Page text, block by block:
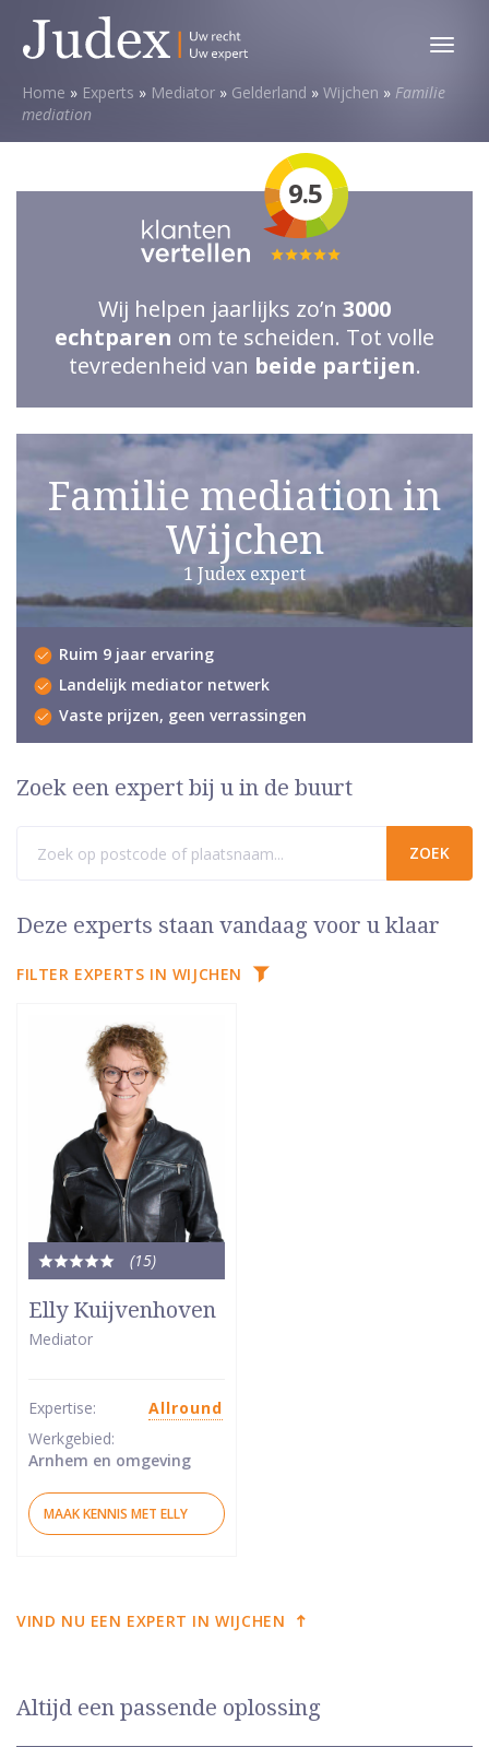
Toggle
Home » Experts » Mediator » Gelderland » Wijchen » Familie
mediation
9.5
Totale
waardering:
5
van
Wij helpen jaarlijks zo’n 3000
echtparen om te scheiden. Tot volle
tevredenheid van beide partijen.
Familie mediation in
Wijchen
1 Judex expert
Ruim 9 jaar ervaring
Landelijk mediator netwerk
Vaste prijzen, geen verrassingen
Zoek een expert bij u in de buurt
Deze experts staan vandaag voor u klaar
FILTER EXPERTS IN WIJCHEN
(15)
Totale
waardering:
5
van
Elly Kuijvenhoven
Mediator
Expertise:
Allround
Werkgebied:
Arnhem en omgeving
MAAK KENNIS MET ELLY
VIND NU EEN EXPERT IN WIJCHEN
Altijd een passende oplossing